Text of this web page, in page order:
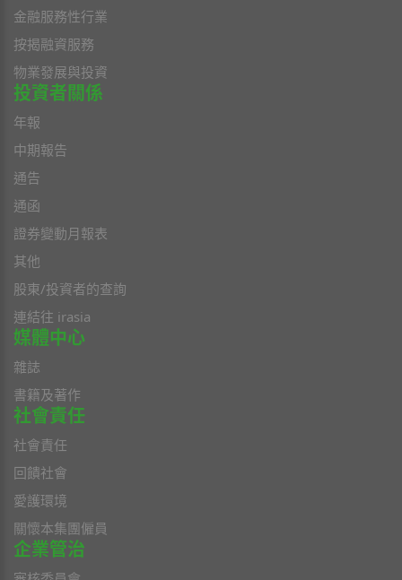
金融服務性行業
按揭融資服務
物業發展與投資
投資者關係
年報
中期報告
通告
通函
證券變動月報表
其他
股東/投資者的查詢
連結往 irasia
媒體中心
雜誌
書籍及著作
社會責任
社會責任
回饋社會
愛護環境
關懷本集團僱員
企業管治